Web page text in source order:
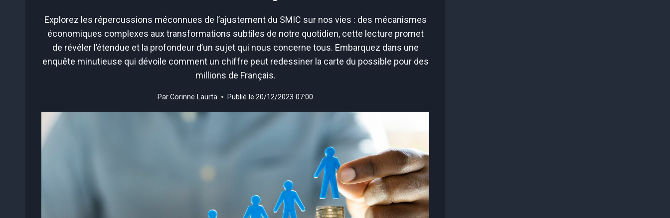
Explorez les répercussions méconnues de l’ajustement du SMIC sur nos vies : des mécanismes
économiques complexes aux transformations subtiles de notre quotidien, cette lecture promet
de révéler l’étendue et la profondeur d’un sujet qui nous concerne tous. Embarquez dans une
enquête minutieuse qui dévoile comment un chiffre peut redessiner la carte du possible pour des
millions de Français.
ParCorinne Laurta Publié le 20/12/2023 07:00